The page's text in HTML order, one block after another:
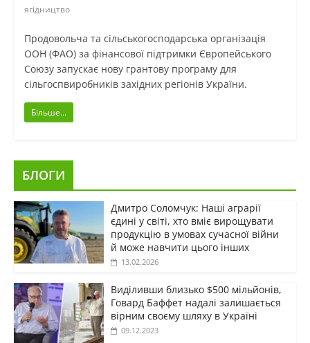
ягідництво
Продовольча та сільськогосподарська організація
ООН (ФАО) за фінансової підтримки Європейського
Союзу запускає нову грантову програму для
сільгоспвиробників західних регіонів України.
Більше...
БЛОГИ
Дмитро Соломчук: Наші аграрії
єдині у світі, хто вміє вирощувати
продукцію в умовах сучасної війни
й може навчити цього інших
13.02.2026
Виділивши близько $500 мільйонів,
Говард Баффет надалі залишається
вірним своєму шляху в Україні
09.12.2023